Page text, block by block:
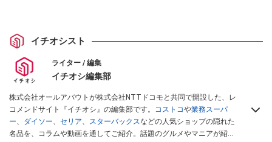
イチオシスト
ライター / 編集
イチオシ編集部
株式会社オールアバウトが株式会社NTTドコモと共同で開設した、レ
コメンドサイト『イチオシ』の編集部です。 コストコや業務スーパ
ー、 ダイソー、 セリア、 スターバックスなどの人気ショップの隠れた
名品を、コラムや動画を通してご紹介。話題のグルメやマニアが紹介